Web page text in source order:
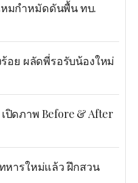
มกำหมัดดันพื้น ทบ.
อย ผลัดพี่รอรับน้องใหม่
ปิดภาพ Before & After
หารใหม่แล้ว ฝึกสวน